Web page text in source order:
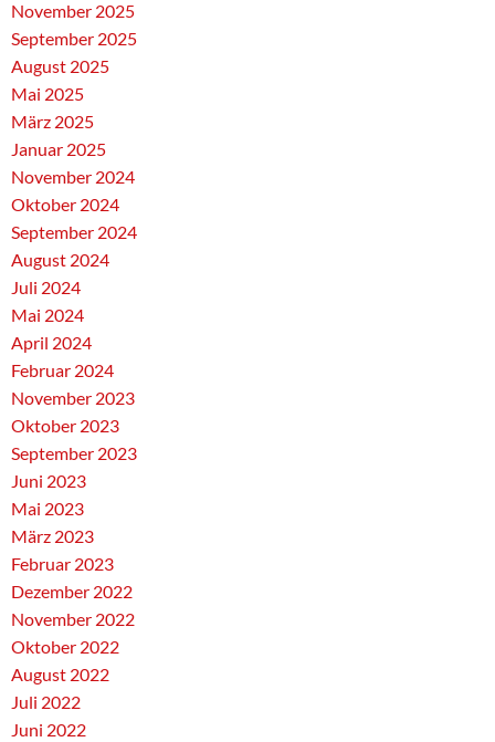
November 2025
September 2025
August 2025
Mai 2025
März 2025
Januar 2025
November 2024
Oktober 2024
September 2024
August 2024
Juli 2024
Mai 2024
April 2024
Februar 2024
November 2023
Oktober 2023
September 2023
Juni 2023
Mai 2023
März 2023
Februar 2023
Dezember 2022
November 2022
Oktober 2022
August 2022
Juli 2022
Juni 2022